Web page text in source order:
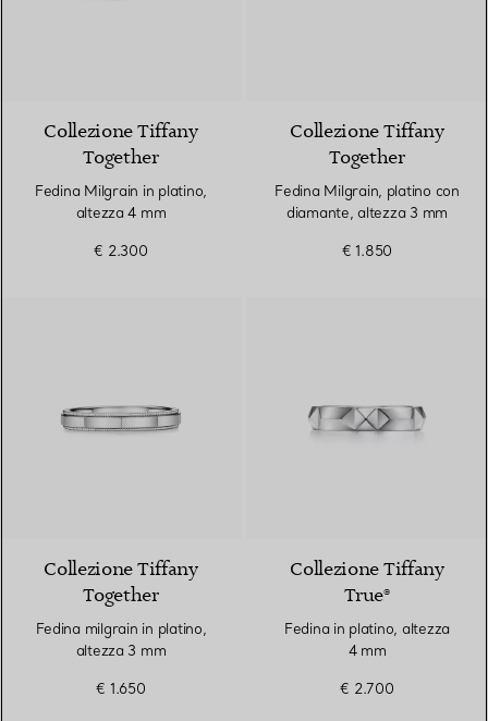
Collezione Tiffany
Together
Fedina Milgrain in platino,
altezza 4 mm
€ 2.300
Collezione Tiffany
Together
Fedina Milgrain, platino con
diamante, altezza 3 mm
€ 1.850
Collezione Tiffany
Together
Fedina milgrain in platino,
altezza 3 mm
€ 1.650
Collezione Tiffany
True®
Fedina in platino, altezza
4 mm
€ 2.700